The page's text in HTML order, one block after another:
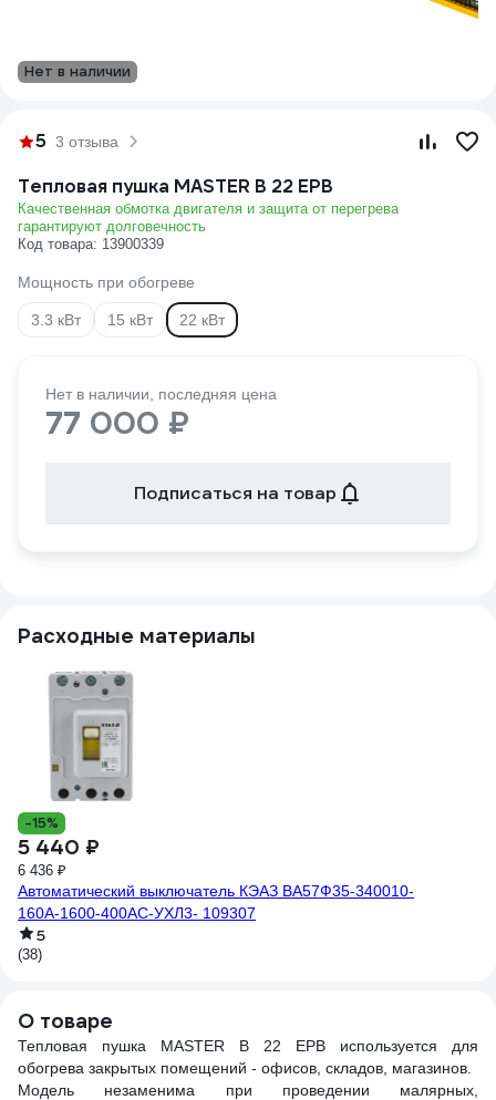
Нет в наличии
5 3 отзыва
Тепловая пушка MASTER B 22 EPB
Качественная обмотка двигателя и защита от перегрева
гарантируют долговечность
Код товара: 13900339
Мощность при обогреве
3.3 кВт 15 кВт 22 кВт
Нет в наличии, последняя цена
77 000 ₽
Подписаться на товар
Расходные материалы
-15%
5 440 ₽
6 436 ₽
Автоматический выключатель КЭАЗ ВА57Ф35-340010-
160А-1600-400AC-УХЛ3- 109307
5
(38)
О товаре
Тепловая пушка MASTER B 22 EPB используется для
обогрева закрытых помещений - офисов, складов, магазинов.
Модель незаменима при проведении малярных,